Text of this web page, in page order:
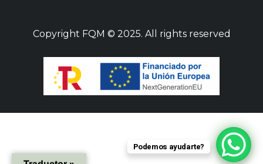
Copyright FQM © 2025. All rights reserved
Podemos ayudarte?